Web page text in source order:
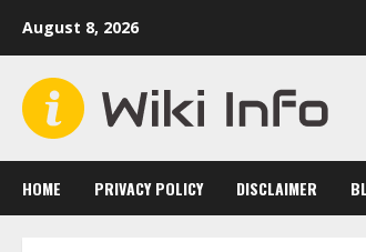
August 8, 2026
HOME PRIVACY POLICY DISCLAIMER